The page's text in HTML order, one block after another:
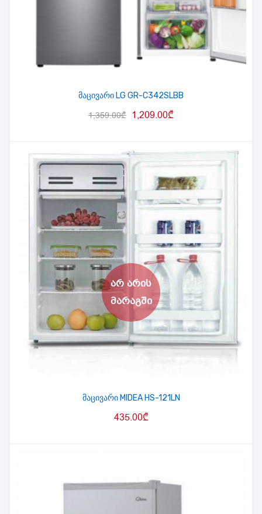
მაცივარი LG GR-C342SLBB
1,359.00₾ 1,209.00₾
მაცივარი MIDEA HS-121LN
435.00₾